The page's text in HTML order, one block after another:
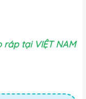
ráp tại VIỆT NAM